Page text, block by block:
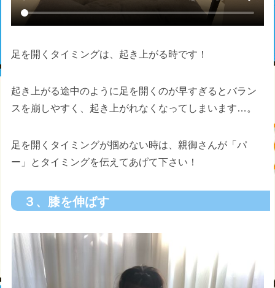
足を開くタイミングは、起き上がる時です！
起き上がる途中のように足を開くのが早すぎるとバラン
スを崩しやすく、起き上がれなくなってしまいます…。
足を開くタイミングが掴めない時は、親御さんが「パ
ー」とタイミングを伝えてあげて下さい！
３、膝を伸ばす